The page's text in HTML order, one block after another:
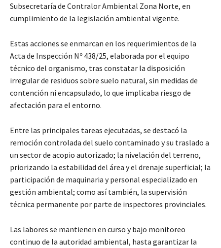
Subsecretaría de Contralor Ambiental Zona Norte, en
cumplimiento de la legislación ambiental vigente.
Estas acciones se enmarcan en los requerimientos de la
Acta de Inspección Nº 438/25, elaborada por el equipo
técnico del organismo, tras constatar la disposición
irregular de residuos sobre suelo natural, sin medidas de
contención ni encapsulado, lo que implicaba riesgo de
afectación para el entorno.
Entre las principales tareas ejecutadas, se destacó la
remoción controlada del suelo contaminado y su traslado a
un sector de acopio autorizado; la nivelación del terreno,
priorizando la estabilidad del área y el drenaje superficial; la
participación de maquinaria y personal especializado en
gestión ambiental; como así también, la supervisión
técnica permanente por parte de inspectores provinciales.
Las labores se mantienen en curso y bajo monitoreo
continuo de la autoridad ambiental, hasta garantizar la